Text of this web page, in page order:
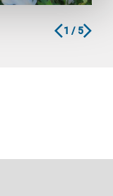
zurückvor
1 / 5